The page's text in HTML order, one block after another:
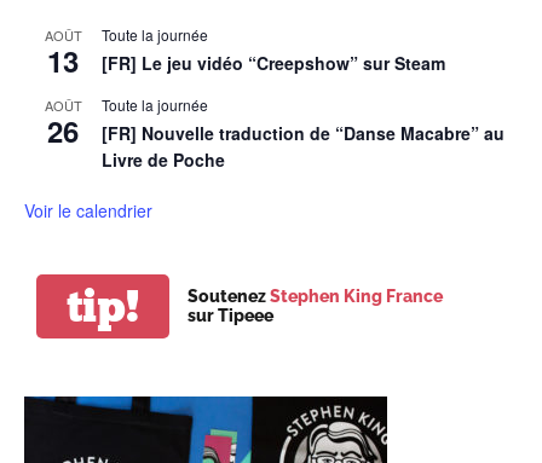
AOÛT
13
Toute la journée
[FR] Le jeu vidéo “Creepshow” sur Steam
AOÛT
26
Toute la journée
[FR] Nouvelle traduction de “Danse Macabre” au
Livre de Poche
Voir le calendrier
tip! SoutenezStephen King France
sur Tipeee